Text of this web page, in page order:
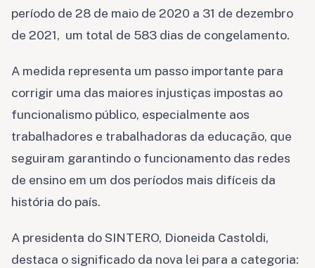
período de 28 de maio de 2020 a 31 de dezembro
de 2021, um total de 583 dias de congelamento.
A medida representa um passo importante para
corrigir uma das maiores injustiças impostas ao
funcionalismo público, especialmente aos
trabalhadores e trabalhadoras da educação, que
seguiram garantindo o funcionamento das redes
de ensino em um dos períodos mais difíceis da
história do país.
A presidenta do SINTERO, Dioneida Castoldi,
destaca o significado da nova lei para a categoria: